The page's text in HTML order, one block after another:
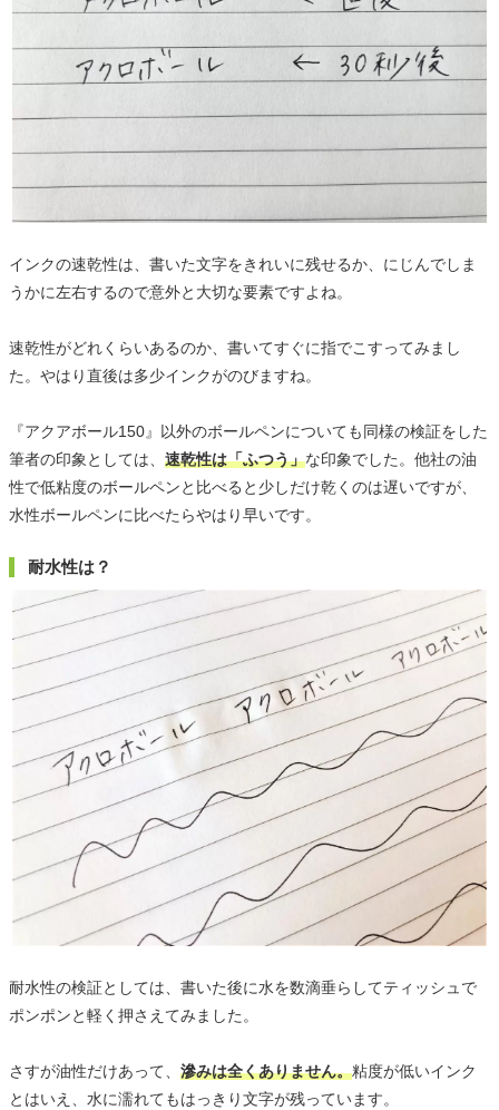
インクの速乾性は、書いた文字をきれいに残せるか、にじんでしま
うかに左右するので意外と大切な要素ですよね。
速乾性がどれくらいあるのか、書いてすぐに指でこすってみまし
た。やはり直後は多少インクがのびますね。
『アクアボール150』以外のボールペンについても同様の検証をした
筆者の印象としては、 速乾性は「ふつう」な印象でした。他社の油
性で低粘度のボールペンと比べると少しだけ乾くのは遅いですが、
水性ボールペンに比べたらやはり早いです。
耐水性は？
耐水性の検証としては、書いた後に水を数滴垂らしてティッシュで
ポンポンと軽く押さえてみました。
さすが油性だけあって、 滲みは全くありません。粘度が低いインク
とはいえ、水に濡れてもはっきり文字が残っています。